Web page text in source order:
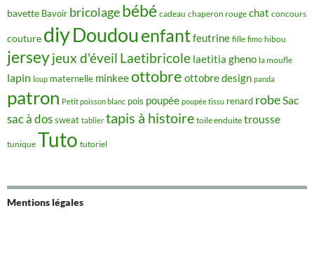
bavette Bavoir bricolagebébé cadeau chaperon rouge chat concours
couture diyDoudou enfantfeutrine fille fimo hibou
jerseyjeux d'éveil Laetibricole laetitia gheno la moufle
lapin loup maternelle minkeeottobre ottobre design panda
patron Petit poisson blanc pois poupée poupée tissu renard robeSac
sac à dossweat tablier tapis à histoire toile enduite trousse
tunique Tuto tutoriel
Mentions légales